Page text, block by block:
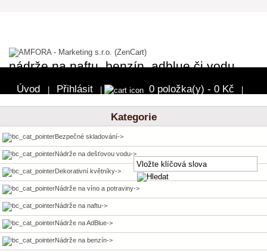
nádrže na naftu, benzín, adblue či vodu
Úvod Přihlásit 0 položka(y) - 0 Kč
Kategorie
Bezpečné skladování->
Nádrže na dešťovou vodu->
Dekorativní květníky->
Nádrže na víno a potraviny->
Nádrže na naftu->
Nádrže na AdBlue->
Nádrže na benzín->